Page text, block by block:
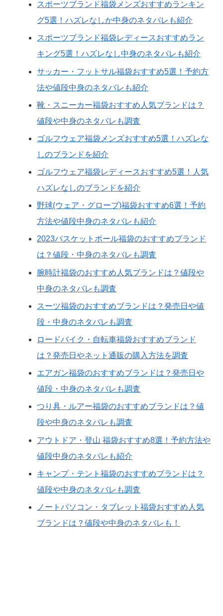
スポーツブランド福袋メンズおすすめランキン
グ5選！ハズレなしか中身のネタバレも紹介
スポーツブランド福袋レディースおすすめラン
キング5選！ハズレなし中身のネタバレも紹介
サッカー・フットサル福袋おすすめ5選！予約方
法や値段中身のネタバレも紹介
靴・スニーカー福袋おすすめ人気ブランドは？
値段や中身のネタバレも調査
ゴルフウェア福袋メンズおすすめ5選！ハズレな
しのブランドを紹介
ゴルフウェア福袋レディースおすすめ5選！人気
ハズレなしのブランドを紹介
野球(ウェア・グローブ)福袋おすすめ6選！予約
方法や値段中身のネタバレも紹介
2023バスケットボール福袋のおすすめブランド
は？値段・中身のネタバレも調査
腕時計福袋のおすすめ人気ブランドは？値段や
中身のネタバレも調査
スーツ福袋のおすすめブランドは？発売日や値
段・中身のネタバレも調査
ロードバイク・自転車福袋おすすめブランド
は？発売日やネット通販の購入方法を調査
エアガン福袋のおすすめブランドは？発売日や
値段・中身のネタバレも調査
つり具・ルアー福袋のおすすめブランドは？値
段や中身のネタバレも調査
アウトドア・登山 福袋おすすめ8選！予約方法や
値段中身のネタバレも紹介
キャンプ・テント福袋のおすすめブランドは？
値段や中身のネタバレも調査
ノートパソコン・タブレット福袋おすすめ人気
ブランドは？値段や中身のネタバレも！